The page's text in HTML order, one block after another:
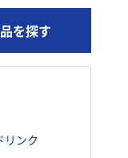
を探す
リンク